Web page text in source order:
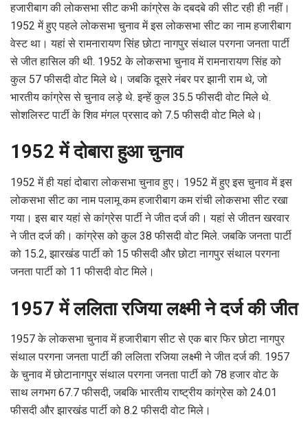
हजारीबाग की लोकसभा सीट कभी कांग्रेस के दबदबे की सीट रही ही नहीं।
1952 में हुए पहले लोकसभा चुनाव में इस लोकसभा सीट का नाम हजारीबाग
वेस्ट था। यहां से रामनारायण सिंह छोटा नागपुर संथाल परगना जनता पार्टी
से जीत हासिल की थी. 1952 के लोकसभा चुनाव में रामनारायण सिंह को
कुल 57 फीसदी वोट मिले थे। जबकि दूसरे नंबर पर झानी राम थे, जो
भारतीय कांग्रेस से चुनाव लड़े थे. इन्हें कुल 35.5 फीसदी वोट मिले थे.
सोशलिस्ट पार्टी के शिव मंगल प्रसाद को 7.5 फीसदी वोट मिले थे।
1952 में दोबारा हुआ चुनाव
1952 में ही यहां दोबारा लोकसभा चुनाव हुए। 1952 में हुए इस चुनाव में इस
लोकसभा सीट का नाम पलामू कम हजारीबाग कम रांची लोकसभा सीट रखा
गया। इस बार यहां से कांग्रेस पार्टी ने जीत दर्ज की। यहां से जीतन खरवार
ने जीत दर्ज की। कांग्रेस को कुल 38 फीसदी वोट मिले. जबकि जनता पार्टी
को 15.2, झारखंड पार्टी को 15 फीसदी और छोटा नागपुर संथाल परगना
जनता पार्टी को 11 फीसदी वोट मिले।
1957 में ललिता रजिया लक्ष्मी ने दर्ज की जीत
1957 के लोकसभा चुनाव में हजारीबाग सीट से एक बार फिर छोटा नागपुर
संथाल परगना जनता पार्टी की ललिता रजिया लक्ष्मी ने जीत दर्ज की. 1957
के चुनाव में छोटानागपुर संथाल परगना जनता पार्टी को 78 हजार वोट के
साथ लगभग 67.7 फीसदी, जबकि भारतीय राष्ट्रीय कांग्रेस को 24.01
फीसदी और झारखंड पार्टी को 8.2 फीसदी वोट मिले।